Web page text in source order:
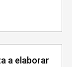
a elaborar